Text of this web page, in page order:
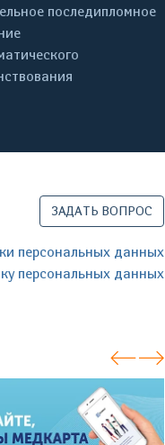
последипломное
ЗАДАТЬ ВОПРОС
персональных данных
персональных данных